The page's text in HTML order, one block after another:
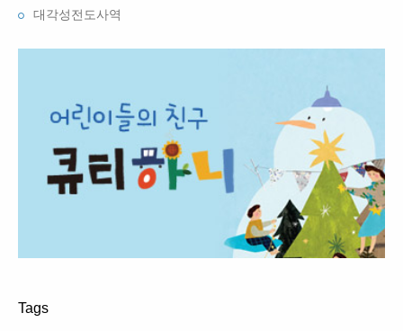
대각성전도사역
Tags